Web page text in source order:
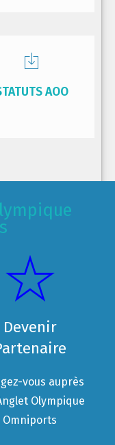
AOO
Devenir
vous auprès
Olympique
Omniports